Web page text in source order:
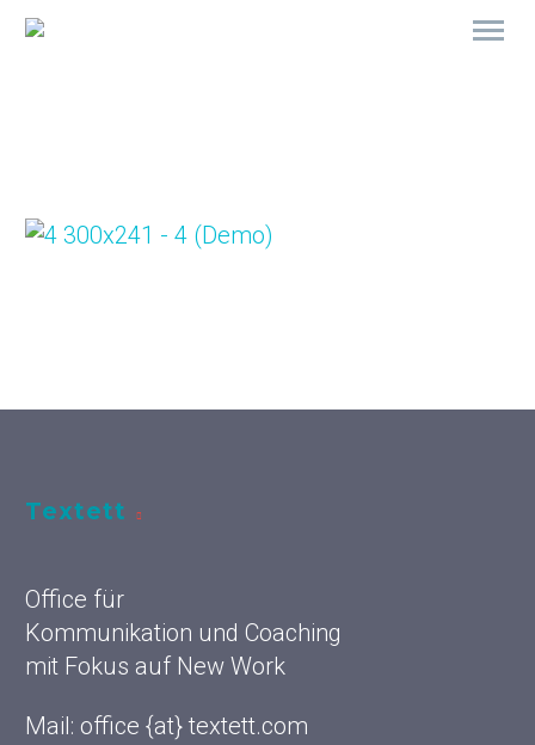
Textett
Office für
Kommunikation und Coaching
mit Fokus auf New Work
Mail: office {at} textett.com